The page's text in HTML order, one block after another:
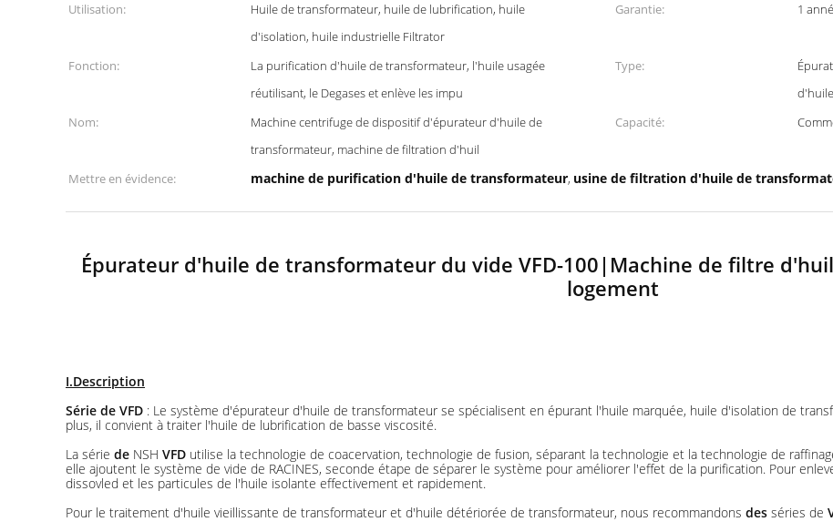
Utilisation:
Huile de transformateur, huile de lubrification, huile
d'isolation, huile industrielle Filtrator
Garantie: 1
Fonction:
La purification d'huile de transformateur, l'huile usagée
réutilisant, le Degases et enlève les impu
Type:
Nom:
Machine centrifuge de dispositif d'épurateur d'huile de
transformateur, machine de filtration d'huil
Capacité:
Mettre en évidence: machine de purification d'huile de transformateur, usine de filtration d'huile de
Épurateur d'huile de transformateur du vide VFD-100|Machine de filtre
logement
I.Description
Série de VFD : Le système d'épurateur d'huile de transformateur se spécialisent en épurant l'huile marquée, huile d'isolation de
plus, il convient à traiter l'huile de lubrification de basse viscosité.
La série de NSH VFD utilise la technologie de coacervation, technologie de fusion, séparant la technologie et la technologie de
elle ajoutent le système de vide de RACINES, seconde étape de séparer le système pour améliorer l'effet de la purification. Pour
dissovled et les particules de l'huile isolante effectivement et rapidement.
Pour le traitement d'huile vieillissante de transformateur et d'huile détériorée de transformateur, nous recommandons des séries de